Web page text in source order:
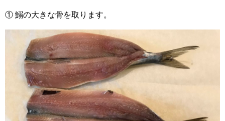
① 鰯の大きな骨を取ります。